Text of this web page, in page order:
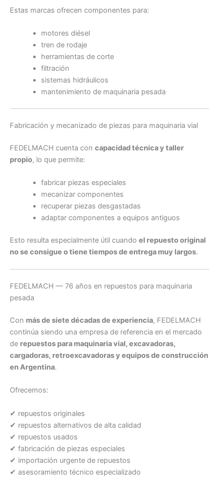
Estas marcas ofrecen componentes para:
motores diésel
tren de rodaje
herramientas de corte
filtración
sistemas hidráulicos
mantenimiento de maquinaria pesada
Fabricación y mecanizado de piezas para maquinaria vial
FEDELMACH cuenta con capacidad técnica y taller
propio, lo que permite:
fabricar piezas especiales
mecanizar componentes
recuperar piezas desgastadas
adaptar componentes a equipos antiguos
Esto resulta especialmente útil cuando el repuesto original
no se consigue o tiene tiempos de entrega muy largos.
FEDELMACH — 76 años en repuestos para maquinaria
pesada
Con más de siete décadas de experiencia, FEDELMACH
continúa siendo una empresa de referencia en el mercado
de repuestos para maquinaria vial, excavadoras,
cargadoras, retroexcavadoras y equipos de construcción
en Argentina.
Ofrecemos:
✔ repuestos originales
✔ repuestos alternativos de alta calidad
✔ repuestos usados
✔ fabricación de piezas especiales
✔ importación urgente de repuestos
✔ asesoramiento técnico especializado